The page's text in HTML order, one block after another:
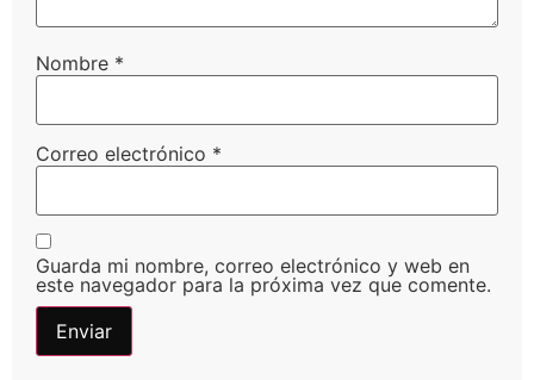
Nombre *
Correo electrónico *
Guarda mi nombre, correo electrónico y web en
este navegador para la próxima vez que comente.